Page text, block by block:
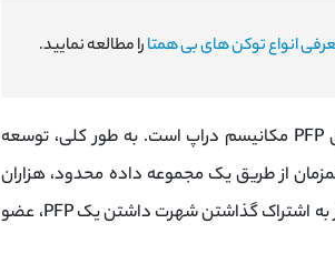
انواع توکن های بی همتارا مطالعه نمایید.
یکی از مهمترین تفاوت های NFT های معمولی و توکن های PFP مکانیسم دراپ است. به طور کلی، توسعه
از طریق یک مجموعه داده محدود، هزاران
PFP را حذف می کنند. در نتیجه، مالکان PFP می توانند در کنار به اشتراک گذاشتن شهرت داشتن یک PFP، عضو